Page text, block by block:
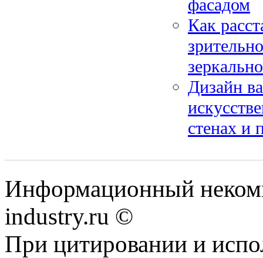
фасадом
Как
Дизайн
стенах и
Информационный
industry.ru ©
При цитировании и